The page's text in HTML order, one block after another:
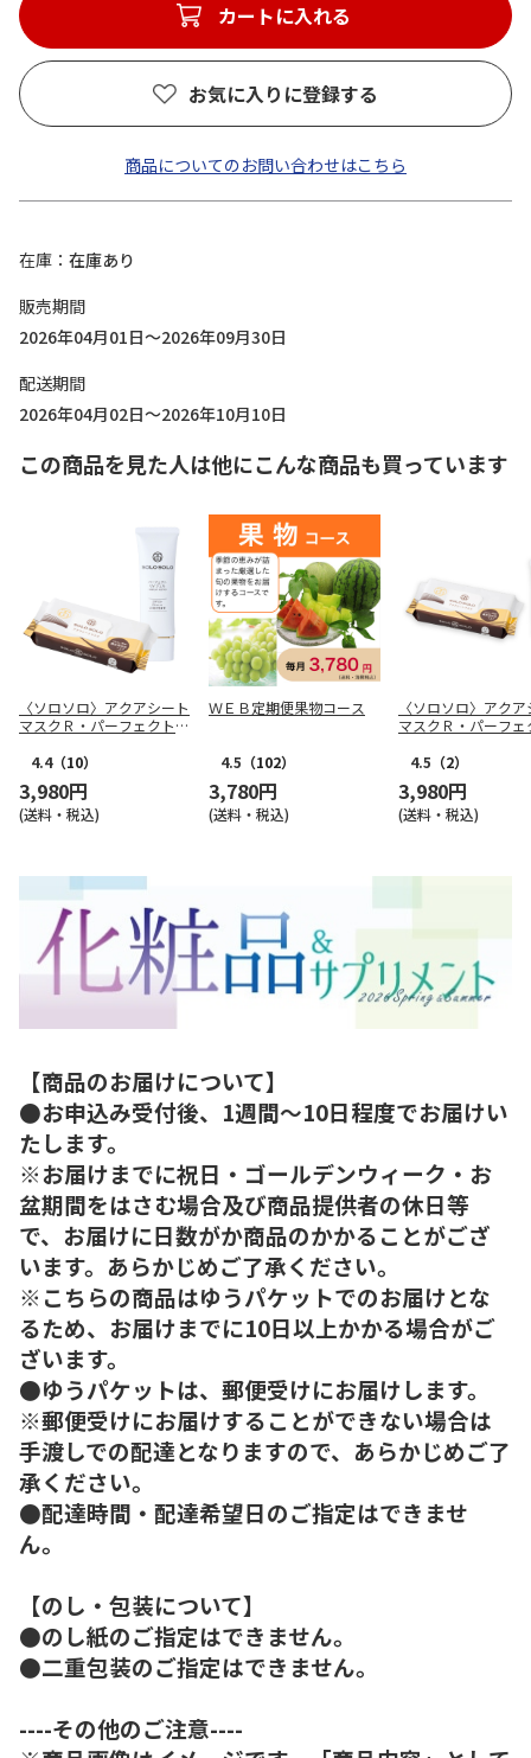
カートに入れる
お気に入りに登録する
商品についてのお問い合わせはこちら
在庫
在庫あり
販売期間
2026年04月01日～2026年09月30日
配送期間
2026年04月02日～2026年10月10日
この商品を見た人は他にこんな商品も買っています
〈ソロソロ〉アクアシート
マスクＲ・パーフェクトＵ
4.4（10）
3,980円
(送料・税込)
ＷＥＢ定期便果物コース
4.5 （102）
3,780円
(送料・税込)
〈ソロソロ〉アク
マスクＲ・パーフェ
4.5 （2）
3,980円
(送料・税込)
【商品のお届けについて】
●お申込み受付後、1週間～10日程度でお届けい
たします。
※お届けまでに祝日・ゴールデンウィーク・お
盆期間をはさむ場合及び商品提供者の休日等
で、お届けに日数がか商品のかかることがござ
います。あらかじめご了承ください。
※こちらの商品はゆうパケットでのお届けとな
るため、お届けまでに10日以上かかる場合がご
ざいます。
●ゆうパケットは、郵便受けにお届けします。
※郵便受けにお届けすることができない場合は
手渡しでの配達となりますので、あらかじめご了
承ください。
●配達時間・配達希望日のご指定はできませ
ん。
【のし・包装について】
●のし紙のご指定はできません。
●二重包装のご指定はできません。
----その他のご注意----